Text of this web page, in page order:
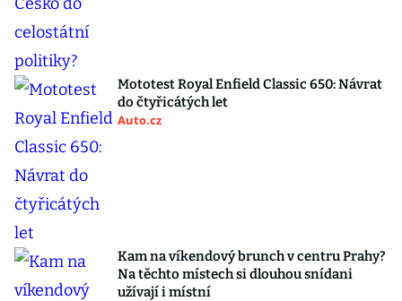
Mototest Royal Enfield Classic 650: Návrat
do čtyřicátých let
Auto.cz
Kam na víkendový brunch v centru Prahy?
Na těchto místech si dlouhou snídani
užívají i místní